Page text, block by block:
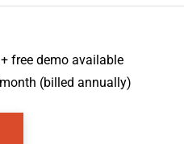
free demo available
(billed annually)
New Window